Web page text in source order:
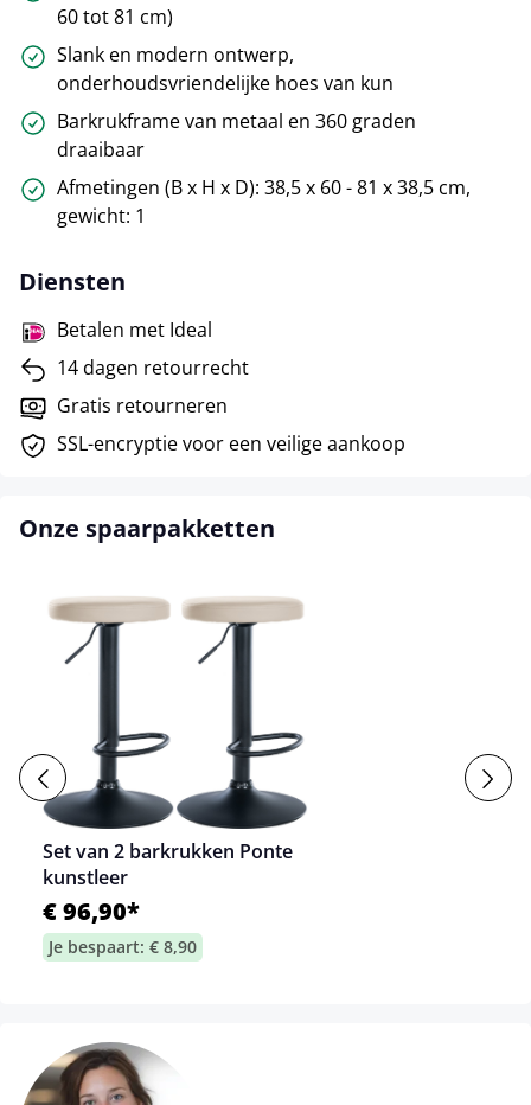
60 tot 81 cm)
Slank en modern ontwerp,
onderhoudsvriendelijke hoes van kun
Barkrukframe van metaal en 360 graden
draaibaar
Afmetingen (B x H x D): 38,5 x 60 - 81 x 38,5 cm,
gewicht: 1
Diensten
Betalen met Ideal
14 dagen retourrecht
Gratis retourneren
SSL-encryptie voor een veilige aankoop
Onze spaarpakketten
Set van 2 barkrukken Ponte
kunstleer
€ 96,90*
Je bespaart: € 8,90